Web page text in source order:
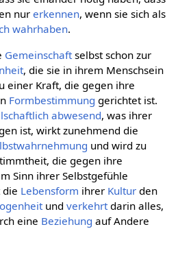
nur erkennen, wenn sie sich als
wahrhaben.
Gemeinschaftselbst schon zur
, die sie in ihrem Menschsein
einer Kraft, die gegen ihre
Formbestimmung gerichtet ist.
abwesend, was ihrer
ist, wirkt zunehmend die
und wird zu
die gegen ihre
Sinn ihrer Selbstgefühle
die Lebensform ihrer Kulturden
und verkehrtdarin alles,
eine Beziehung auf Andere